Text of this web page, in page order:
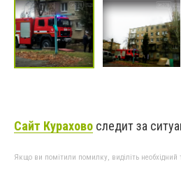
Сайт Курахово следит за
Якщо ви помітили помилку, виділіть необхідний